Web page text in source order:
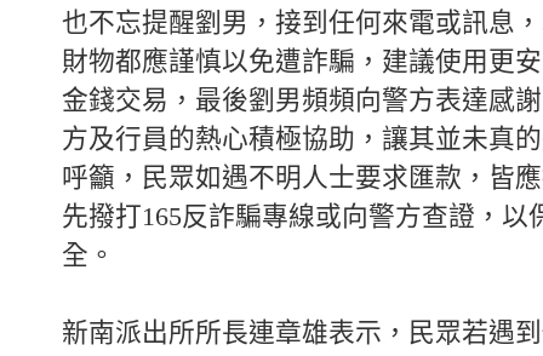
也不忘提醒劉男，接到任何來電或訊息
財物都應謹慎以免遭詐騙，建議使用更
金錢交易，最後劉男頻頻向警方表達感
方及行員的熱心積極協助，讓其並未真
呼籲，民眾如遇不明人士要求匯款，皆
先撥打165反詐騙專線或向警方查證，以
全。
新南派出所所長連章雄表示，民眾若遇